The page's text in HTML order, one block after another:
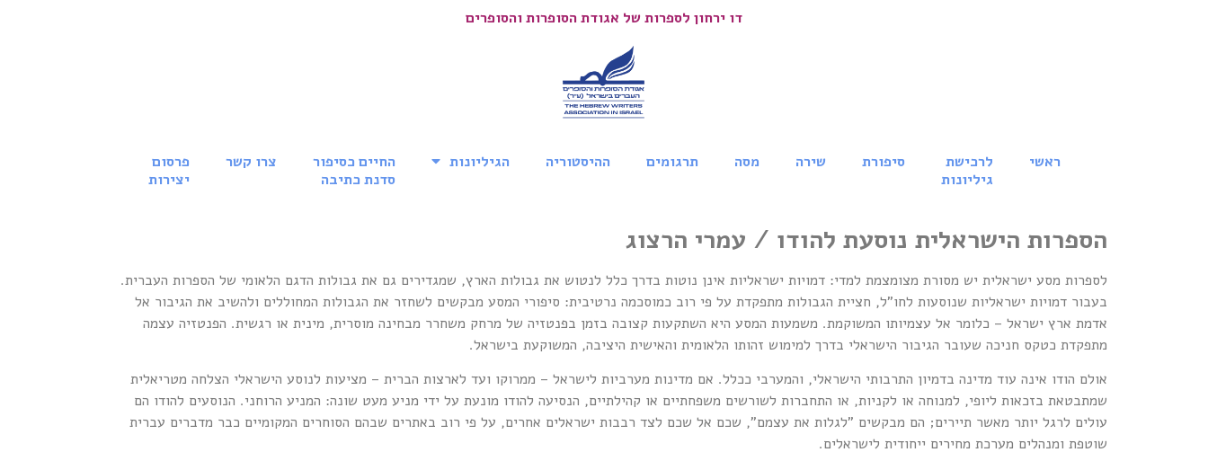
דו ירחון לספרות של אגודת הסופרות והסופרים
ראשי
לרכישת
גיליונות
סיפורת שירה מסה תרגומים ההיסטוריה הגיליונות
החיים כסיפור
סדנת כתיבה
צרו קשר
פרסום
יצירות
הספרות הישראלית נוסעת להודו / עמרי הרצוג
לספרות מסע ישראלית יש מסורת מצומצמת למדי: דמויות ישראליות אינן נוטות בדרך כלל לנטוש את גבולות הארץ, שמגדירים גם את גבולות הדגם הלאומי של הספרות העברית.
בעבור דמויות ישראליות שנוסעות לחו"ל, חציית הגבולות מתפקדת על פי רוב כמוסכמה נרטיבית: סיפורי המסע מבקשים לשחזר את הגבולות המחוללים ולהשיב את הגיבור אל
אדמת ארץ ישראל – כלומר אל עצמיותו המשוקמת. משמעות המסע היא השתקעות קצובה בזמן בפנטזיה של מרחק משחרר מבחינה מוסרית, מינית או רגשית. הפנטזיה עצמה
מתפקדת כטקס חניכה שעובר הגיבור הישראלי בדרך למימוש זהותו הלאומית והאישית היציבה, המשוקעת בישראל.
אולם הודו אינה עוד מדינה בדמיון התרבותי הישראלי, והמערבי ככלל. אם מדינות מערביות לישראל – ממרוקו ועד לארצות הברית – מציעות לנוסע הישראלי הצלחה מטריאלית
שמתבטאת בזכאות ליופי, למנוחה או לקניות, או התחברות לשורשים משפחתיים או קהילתיים, הנסיעה להודו מונעת על ידי מניע מעט שונה: המניע הרוחני. הנוסעים להודו הם
עולים לרגל יותר מאשר תיירים; הם מבקשים "לגלות את עצמם", שכם אל שכם לצד רבבות ישראלים אחרים, על פי רוב באתרים שבהם הסוחרים המקומיים כבר מדברים עברית
שוטפת ומנהלים מערכת מחירים ייחודית לישראלים.